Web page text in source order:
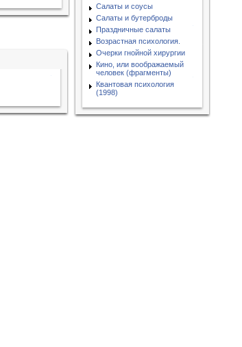
Салаты и соусы
Салаты и бутерброды
Праздничные салаты
Возрастная психология.
Очерки гнойной хирургии
Кино, или воображаемый
человек (фрагменты)
Квантовая психология
(1998)